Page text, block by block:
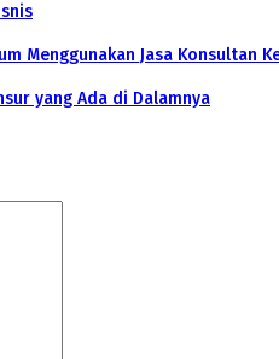
Menggunakan Jasa Konsultan
yang Ada di Dalamnya